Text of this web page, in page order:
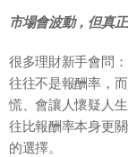
市場會波動，但真
很多理財新手會問
往往不是報酬率，
慌、會讓人懷疑人
往比報酬率本身更
的選擇。